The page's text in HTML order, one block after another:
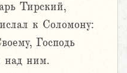
Тирский,
к Соломону:
Господь
над ним.